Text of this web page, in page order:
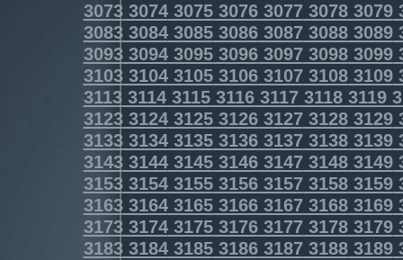
3073307430753076307730783079
3083308430853086308730883089
3093309430953096309730983099
3103310431053106310731083109
3113311431153116311731183119
3123312431253126312731283129
3133313431353136313731383139
3143314431453146314731483149
3153315431553156315731583159
3163316431653166316731683169
3173317431753176317731783179
3183318431853186318731883189